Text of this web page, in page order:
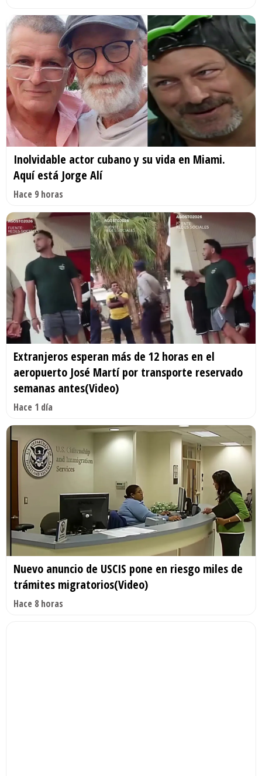
Inolvidable actor cubano y su vida en Miami.
Aquí está Jorge Alí
Hace 9 horas
Extranjeros esperan más de 12 horas en el
aeropuerto José Martí por transporte reservado
semanas antes(Video)
Hace 1 día
Nuevo anuncio de USCIS pone en riesgo miles de
trámites migratorios(Video)
Hace 8 horas